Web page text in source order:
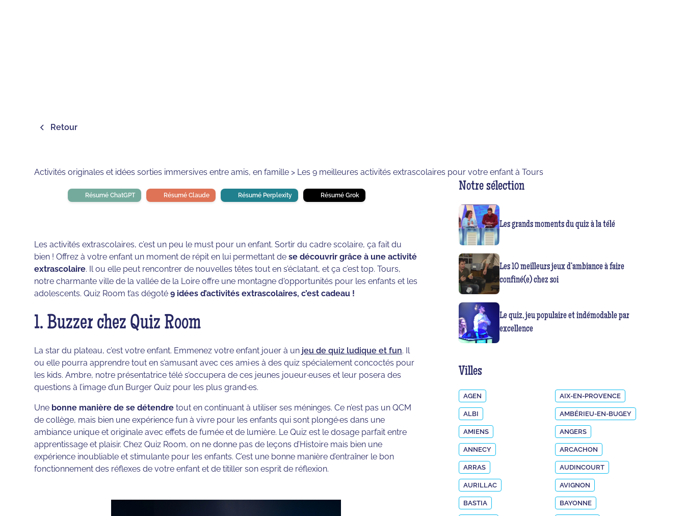
Retour
Activités originales et idées sorties immersives entre amis, en famille > Les 9 meilleures activités extrascolaires pour votre enfant à Tours
Résumé ChatGPT Résumé Claude Résumé Perplexity Résumé Grok
Les activités extrascolaires, c’est un peu le must pour un enfant. Sortir du cadre scolaire, ça fait du
bien ! Offrez à votre enfant un moment de répit en lui permettant dese découvrir grâce à une activité
extrascolaire. Il ou elle peut rencontrer de nouvelles têtes tout en s’éclatant, et ça c’est top. Tours,
notre charmante ville de la vallée de la Loire offre une montagne d'opportunités pour les enfants et les
adolescents. Quiz Room t’as dégoté9 idées d’activités extrascolaires, c’est cadeau !
1. Buzzer chez Quiz Room
La star du plateau, c’est votre enfant. Emmenez votre enfant jouer à un jeu de quiz ludique et fun. Il
ou elle pourra apprendre tout en s’amusant avec ces ami·es à des quiz spécialement concoctés pour
les kids. Ambre, notre présentatrice télé s’occupera de ces jeunes joueur·euses et leur posera des
questions à l’image d’un Burger Quiz pour les plus grand·es.
Une bonne manière de se détendre tout en continuant à utiliser ses méninges. Ce n’est pas un QCM
de collège, mais bien une expérience fun à vivre pour les enfants qui sont plongé·es dans une
ambiance unique et originale avec effets de fumée et de lumière. Le Quiz est le dosage parfait entre
apprentissage et plaisir. Chez Quiz Room, on ne donne pas de leçons d’Histoire mais bien une
expérience inoubliable et stimulante pour les enfants. C’est une bonne manière d’entraîner le bon
fonctionnement des réflexes de votre enfant et de titiller son esprit de réflexion.
Notre sélection
Les grands moments du quiz à la télé
Les 10 meilleurs jeux d’ambiance à faire
confiné(e) chez soi
Le quiz, jeu populaire et indémodable par
excellence
Villes
AGEN AIX-EN-PROVENCE
ALBI AMBÉRIEU-EN-BUGEY
AMIENS ANGERS
ANNECY ARCACHON
ARRAS AUDINCOURT
AURILLAC AVIGNON
BASTIA BAYONNE